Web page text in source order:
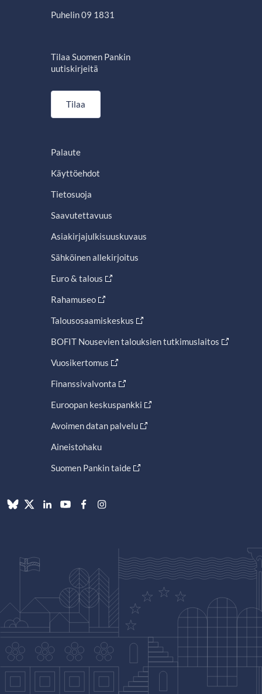
Puhelin 09 1831
Tilaa Suomen Pankin
uutiskirjeitä
Tilaa
Palaute
Käyttöehdot
Tietosuoja
Saavutettavuus
Asiakirjajulkisuuskuvaus
Sähköinen allekirjoitus
Euro & talous
Rahamuseo
Talousosaamiskeskus
BOFIT Nousevien talouksien tutkimuslaitos
Vuosikertomus
Finanssivalvonta
Euroopan keskuspankki
Avoimen datan palvelu
Aineistohaku
Suomen Pankin taide